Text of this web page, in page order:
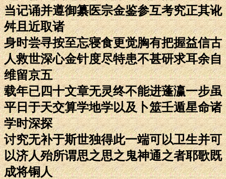
当记诵并遵御纂医宗金鉴参互考究正其讹
舛且近取诸
身时尝寻按至忘寝食更觉胸有把握益信古
人救世深心金针度尽特患不甚研求耳余自
维留京五
载年已四十文章无灵终不能进蓬瀛一步虽
平日于天交算学地学以及卜筮壬遁星命诸
学时深探
讨究无补于斯世独得此一端可以卫生并可
以济人殆所谓思之思之鬼神通之者耶歌既
成将铜人